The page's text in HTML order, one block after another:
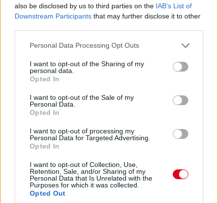
also be disclosed by us to third parties on the IAB’s List of
Downstream Participants that may further disclose it to other
Please note that this website/app uses one or more Google
not limited to your visit or usage behaviour. You may click to
grant or deny consent to Google and its third-party tags to
use your data for below specified purposes in below Google
consent section.
Personal Data Processing Opt Outs
I want to opt-out of the Sharing of my
personal data.
Opted In
I want to opt-out of the Sale of my
Personal Data.
Opted In
I want to opt-out of processing my
Personal Data for Targeted Advertising.
Opted In
I want to opt-out of Collection, Use,
Retention, Sale, and/or Sharing of my
Personal Data that Is Unrelated with the
Purposes for which it was collected.
Opted Out
F1-Archív: Ecclestone megfenyegeti Buttont
F1-Archív: Ralf Schumacher nem támogatja a
testvérét